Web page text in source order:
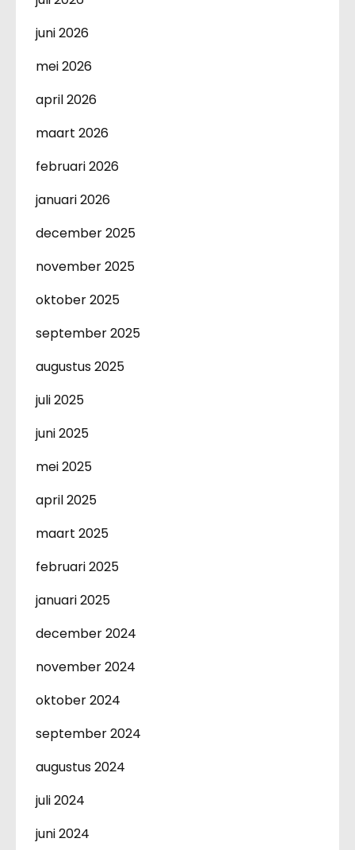
juni 2026
mei 2026
april 2026
maart 2026
februari 2026
januari 2026
december 2025
november 2025
oktober 2025
september 2025
augustus 2025
juli 2025
juni 2025
mei 2025
april 2025
maart 2025
februari 2025
januari 2025
december 2024
november 2024
oktober 2024
september 2024
augustus 2024
juli 2024
juni 2024